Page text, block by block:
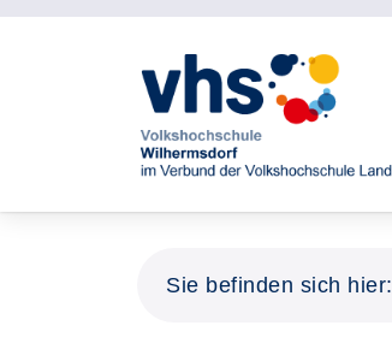
Sie befinden sich hier: